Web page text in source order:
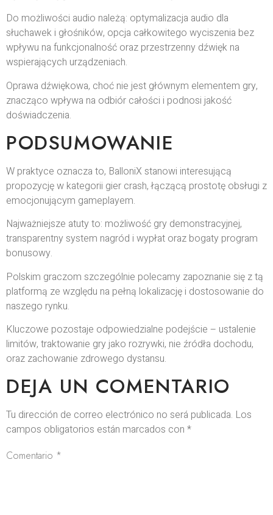
Do możliwości audio należą: optymalizacja audio dla
słuchawek i głośników, opcja całkowitego wyciszenia bez
wpływu na funkcjonalność oraz przestrzenny dźwięk na
wspierających urządzeniach.
Oprawa dźwiękowa, choć nie jest głównym elementem gry,
znacząco wpływa na odbiór całości i podnosi jakość
doświadczenia.
PODSUMOWANIE
W praktyce oznacza to, BalloniX stanowi interesującą
propozycję w kategorii gier crash, łączącą prostotę obsługi z
emocjonującym gameplayem.
Najważniejsze atuty to: możliwość gry demonstracyjnej,
transparentny system nagród i wypłat oraz bogaty program
bonusowy.
Polskim graczom szczególnie polecamy zapoznanie się z tą
platformą ze względu na pełną lokalizację i dostosowanie do
naszego rynku.
Kluczowe pozostaje odpowiedzialne podejście – ustalenie
limitów, traktowanie gry jako rozrywki, nie źródła dochodu,
oraz zachowanie zdrowego dystansu.
DEJA UN COMENTARIO
Tu dirección de correo electrónico no será publicada. Los
campos obligatorios están marcados con *
Comentario *